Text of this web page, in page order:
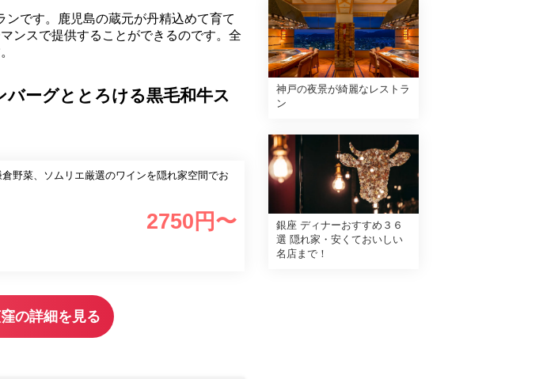
です。鹿児島の蔵元が丹精込めて育て
ンスで提供することができるのです。全
バーグととろける黒毛和牛ス
野菜、ソムリエ厳選のワインを隠れ家空間でお
2750 円〜
の詳細を見る
神戸の夜景が綺麗なレストラ
ン
銀座 ディナーおすすめ３６
選 隠れ家・安くておいしい
名店まで！